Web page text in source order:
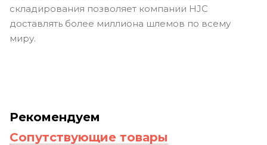
складирования позволяет компании HJC
доставлять более миллиона шлемов по всему
миру.
Рекомендуем
Сопутствующие товары